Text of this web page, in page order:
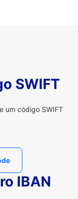
SWIFT
um código SWIFT
IBAN